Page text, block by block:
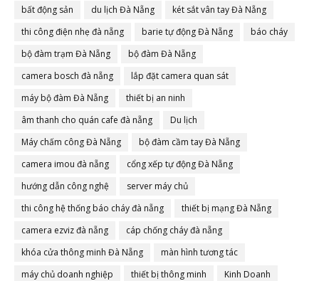
bất động sản du lịch Đà Nẵng
két sắt vân tay Đà Nẵng
thi công điện nhẹ đà nẵng
barie tự động Đà Nẵng
báo cháy
bộ đàm trạm Đà Nẵng
bộ đàm Đà Nẵng
camera bosch đà nẵng
lắp đặt camera quan sát
máy bộ đàm Đà Nẵng
thiết bị an ninh
âm thanh cho quán cafe đà nẵng
Du lịch
Máy chấm công Đà Nẵng
bộ đàm cầm tay Đà Nẵng
camera imou đà nẵng
cổng xếp tự động Đà Nẵng
hướng dẫn công nghệ
server máy chủ
thi công hệ thống báo cháy đà nẵng
thiết bị mạng Đà Nẵng
camera ezviz đà nẵng
cáp chống cháy đà nẵng
khóa cửa thông minh Đà Nẵng
màn hình tương tác
máy chủ doanh nghiệp
thiết bị thông minh
Kinh Doanh